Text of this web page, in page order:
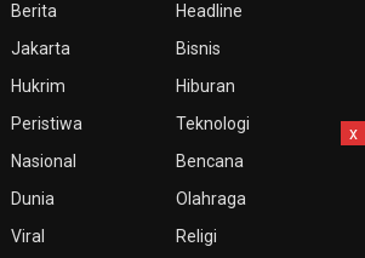
Berita
Jakarta
Hukrim
Peristiwa
Nasional
Dunia
Viral
Headline
Bisnis
Hiburan
Teknologi
Bencana
Olahraga
Religi
x